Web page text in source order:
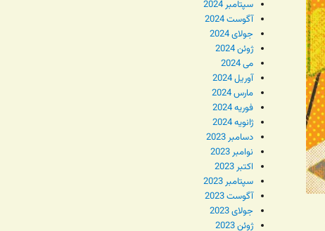
سپتامبر 2024
آگوست 2024
جولای 2024
ژوئن 2024
می 2024
آوریل 2024
مارس 2024
فوریه 2024
ژانویه 2024
دسامبر 2023
نوامبر 2023
اکتبر 2023
سپتامبر 2023
آگوست 2023
جولای 2023
ژوئن 2023